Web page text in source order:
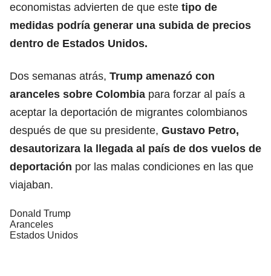
economistas advierten de que este tipo de
medidas podría generar una subida de precios
dentro de Estados Unidos.
Dos semanas atrás, Trump amenazó con
aranceles sobre Colombia para forzar al país a
aceptar la deportación de migrantes colombianos
después de que su presidente, Gustavo Petro,
desautorizara la llegada al país de dos vuelos de
deportación por las malas condiciones en las que
viajaban.
Donald Trump
Aranceles
Estados Unidos